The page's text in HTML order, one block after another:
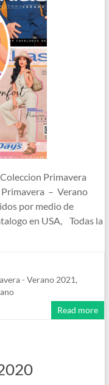
Primavera
Primavera – Verano
por medio de
en USA, Todas la
- Verano 2021,
Read more